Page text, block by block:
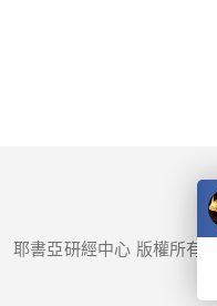
耶書亞研經中心 版權所有